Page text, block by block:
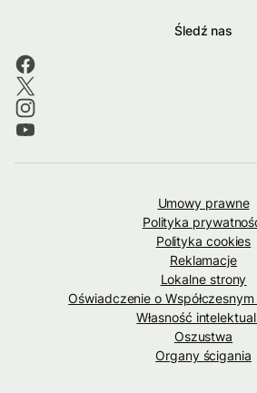
Śledź nas
Umowy prawne
Polityka
Polityka cookies
Reklamacje
Lokalne strony
Oświadczenie o
Własność
Oszustwa
Organy ścigania